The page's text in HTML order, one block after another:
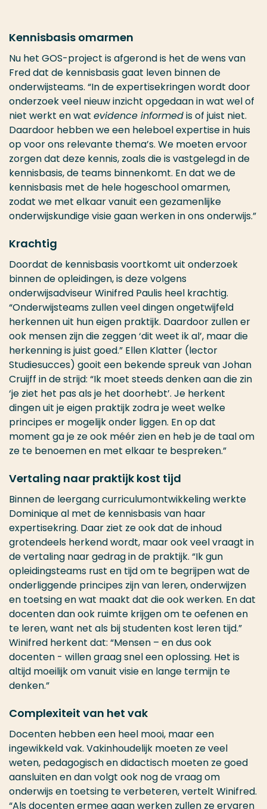
Kennisbasis omarmen
Nu het GOS-project is afgerond is het de wens van
Fred dat de kennisbasis gaat leven binnen de
onderwijsteams. “In de expertisekringen wordt door
onderzoek veel nieuw inzicht opgedaan in wat wel of
niet werkt en wat evidence informedis of juist niet.
Daardoor hebben we een heleboel expertise in huis
op voor ons relevante thema’s. We moeten ervoor
zorgen dat deze kennis, zoals die is vastgelegd in de
kennisbasis, de teams binnenkomt. En dat we de
kennisbasis met de hele hogeschool omarmen,
zodat we met elkaar vanuit een gezamenlijke
onderwijskundige visie gaan werken in ons onderwijs.”
Krachtig
Doordat de kennisbasis voortkomt uit onderzoek
binnen de opleidingen, is deze volgens
onderwijsadviseur Winifred Paulis heel krachtig.
“Onderwijsteams zullen veel dingen ongetwijfeld
herkennen uit hun eigen praktijk. Daardoor zullen er
ook mensen zijn die zeggen ‘dit weet ik al’, maar die
herkenning is juist goed.” Ellen Klatter (lector
Studiesucces) gooit een bekende spreuk van Johan
Cruijff in de strijd: “Ik moet steeds denken aan die zin
‘je ziet het pas als je het doorhebt’. Je herkent
dingen uit je eigen praktijk zodra je weet welke
principes er mogelijk onder liggen. En op dat
moment ga je ze ook méér zien en heb je de taal om
ze te benoemen en met elkaar te bespreken.”
Vertaling naar praktijk kost tijd
Binnen de leergang curriculumontwikkeling werkte
Dominique al met de kennisbasis van haar
expertisekring. Daar ziet ze ook dat de inhoud
grotendeels herkend wordt, maar ook veel vraagt in
de vertaling naar gedrag in de praktijk. “Ik gun
opleidingsteams rust en tijd om te begrijpen wat de
onderliggende principes zijn van leren, onderwijzen
en toetsing en wat maakt dat die ook werken. En dat
docenten dan ook ruimte krijgen om te oefenen en
te leren, want net als bij studenten kost leren tijd.”
Winifred herkent dat: “Mensen – en dus ook
docenten - willen graag snel een oplossing. Het is
altijd moeilijk om vanuit visie en lange termijn te
denken.”
Complexiteit van het vak
Docenten hebben een heel mooi, maar een
ingewikkeld vak. Vakinhoudelijk moeten ze veel
weten, pedagogisch en didactisch moeten ze goed
aansluiten en dan volgt ook nog de vraag om
onderwijs en toetsing te verbeteren, vertelt Winifred.
“Als docenten ermee gaan werken zullen ze ervaren